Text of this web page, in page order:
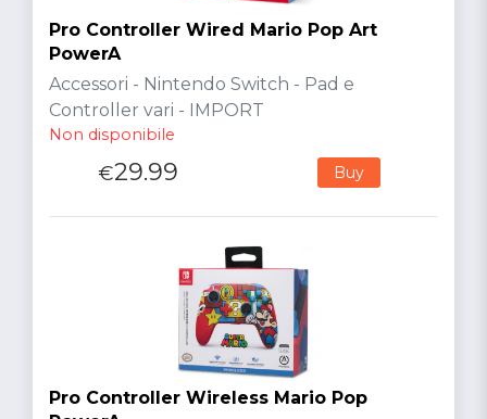
Pro Controller Wired Mario Pop Art
PowerA
Accessori - Nintendo Switch - Pad e
Controller vari - IMPORT
Non disponibile
€29.99 Buy
Pro Controller Wireless Mario Pop